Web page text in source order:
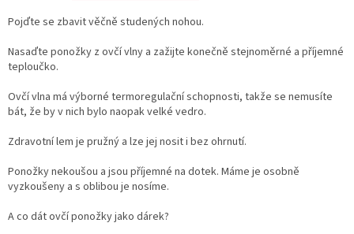
Pojďte se zbavit věčně studených nohou.
Nasaďte ponožky z ovčí vlny a zažijte konečně stejnoměrné a příjemné
teploučko.
Ovčí vlna má výborné termoregulační schopnosti, takže se nemusíte
bát, že by v nich bylo naopak velké vedro.
Zdravotní lem je pružný a lze jej nosit i bez ohrnutí.
Ponožky nekoušou a jsou příjemné na dotek. Máme je osobně
vyzkoušeny a s oblibou je nosíme.
A co dát ovčí ponožky jako dárek?